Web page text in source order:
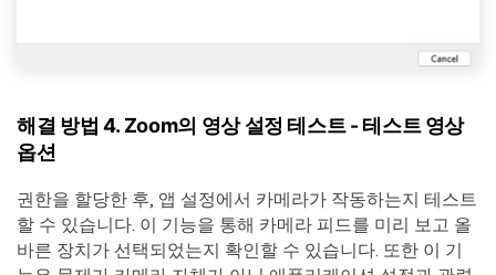
해결 방법 4. Zoom의 영상 설정 테스트 - 테스트 영상
옵션
권한을 할당한 후, 앱 설정에서 카메라가 작동하는지 테스트
할 수 있습니다. 이 기능을 통해 카메라 피드를 미리 보고 올
바른 장치가 선택되었는지 확인할 수 있습니다. 또한 이 기